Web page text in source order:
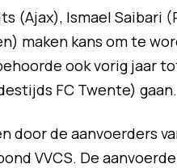
(Ajax), Ismael Saibari
maken kans om te
ook vorig jaar
FC Twente) gaan.
door de aanvoerders
VVCS. De